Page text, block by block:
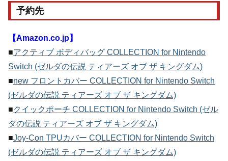
予約先
【Amazon.co.jp】
■アクティブ ボディバッグ COLLECTION for Nintendo
Switch (ゼルダの伝説 ティアーズ オブ ザ キングダム)
■new フロントカバー COLLECTION for Nintendo Switch
(ゼルダの伝説 ティアーズ オブ ザ キングダム)
■クイックポーチ COLLECTION for Nintendo Switch (ゼル
ダの伝説 ティアーズ オブ ザ キングダム)
■Joy-Con TPUカバー COLLECTION for Nintendo Switch
(ゼルダの伝説 ティアーズ オブ ザ キングダム)